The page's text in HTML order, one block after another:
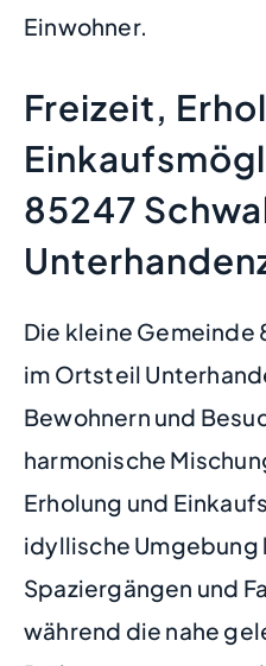
Einwohner.
Freizeit,
85247
Die kleine Gemeinde
im Ortsteil
Bewohnern und
harmonische
Erholung und
idyllische Umgebung
Spaziergängen und
während die nahe